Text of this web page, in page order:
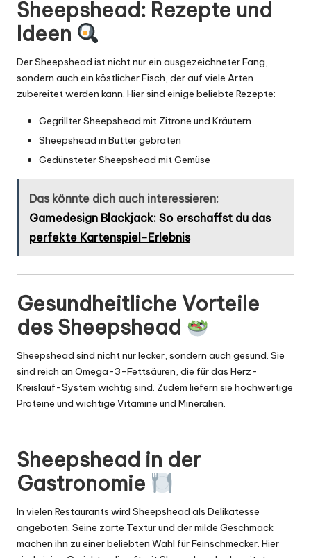
Sheepshead: Rezepte und
Ideen
Der Sheepshead ist nicht nur ein ausgezeichneter Fang,
sondern auch ein köstlicher Fisch, der auf viele Arten
zubereitet werden kann. Hier sind einige beliebte Rezepte:
Gegrillter Sheepshead mit Zitrone und Kräutern
Sheepshead in Butter gebraten
Gedünsteter Sheepshead mit Gemüse
Das könnte dich auch interessieren:
Gamedesign Blackjack: So erschaffst du das
perfekte Kartenspiel-Erlebnis
Gesundheitliche Vorteile
des Sheepshead
Sheepshead sind nicht nur lecker, sondern auch gesund. Sie
sind reich an Omega-3-Fettsäuren, die für das Herz-
Kreislauf-System wichtig sind. Zudem liefern sie hochwertige
Proteine und wichtige Vitamine und Mineralien.
Sheepshead in der
Gastronomie
In vielen Restaurants wird Sheepshead als Delikatesse
angeboten. Seine zarte Textur und der milde Geschmack
machen ihn zu einer beliebten Wahl für Feinschmecker. Hier